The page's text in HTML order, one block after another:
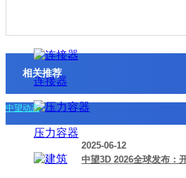
连接器
压力容器
相关推荐
中望动态
2025-06-12
中望3D 2026全球发布：